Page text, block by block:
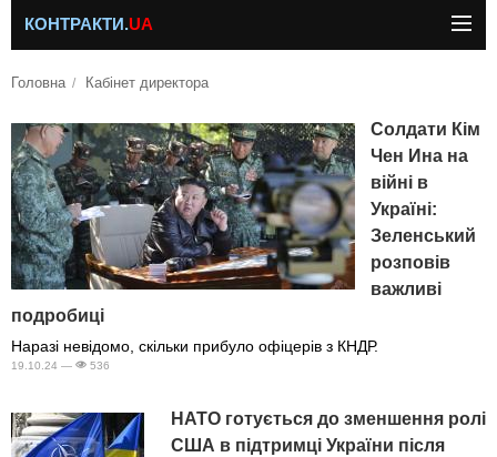
КОНТРАКТИ.UA
Головна Кабінет директора
Солдати Кім
Чен Ина на
війні в
Україні:
Зеленський
розповів
важливі
подробиці
Наразі невідомо, скільки прибуло офіцерів з КНДР.
19.10.24 — 536
НАТО готується до зменшення ролі
США в підтримці України після